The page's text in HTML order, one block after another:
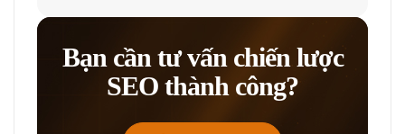
Bạn cần tư vấn chiến lược
SEO thành công?